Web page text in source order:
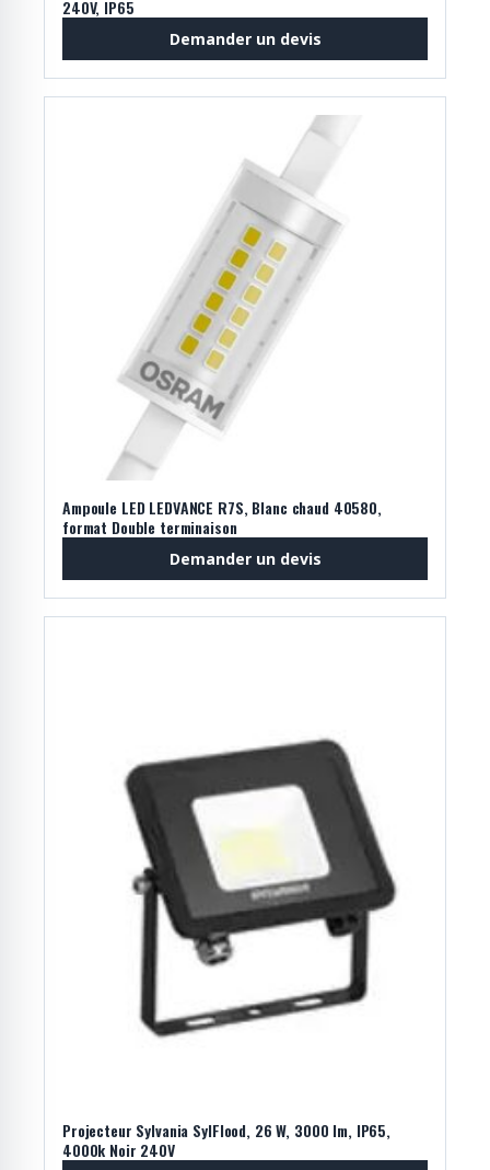
240V, IP65
Demander un devis
Ampoule LED LEDVANCE R7S, Blanc chaud 40580,
format Double terminaison
Demander un devis
Projecteur Sylvania SylFlood, 26 W, 3000 lm, IP65,
4000k Noir 240V